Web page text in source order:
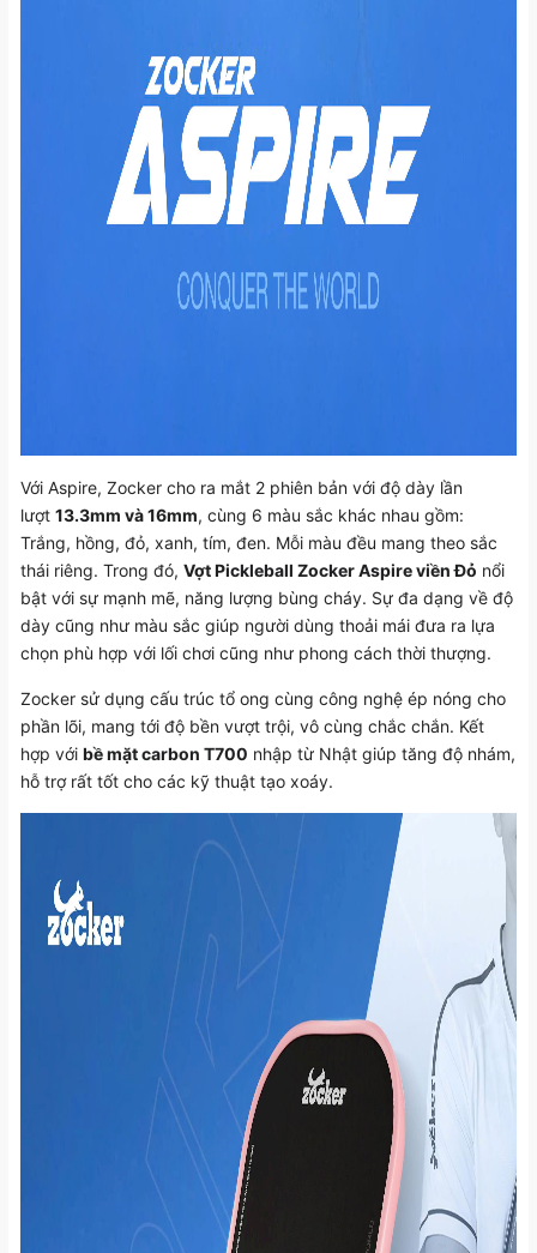
Với Aspire, Zocker cho ra mắt 2 phiên bản với độ dày lần
lượt 13.3mm và 16mm, cùng 6 màu sắc khác nhau gồm:
Trắng, hồng, đỏ, xanh, tím, đen. Mỗi màu đều mang theo sắc
thái riêng. Trong đó, Vợt Pickleball Zocker Aspire viền Đỏ nổi
bật với sự mạnh mẽ, năng lượng bùng cháy. Sự đa dạng về độ
dày cũng như màu sắc giúp người dùng thoải mái đưa ra lựa
chọn phù hợp với lối chơi cũng như phong cách thời thượng.
Zocker sử dụng cấu trúc tổ ong cùng công nghệ ép nóng cho
phần lõi, mang tới độ bền vượt trội, vô cùng chắc chắn. Kết
hợp với bề mặt carbon T700 nhập từ Nhật giúp tăng độ nhám,
hỗ trợ rất tốt cho các kỹ thuật tạo xoáy.